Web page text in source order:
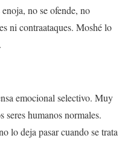
no se ofende, no
ni contraataques. Moshé lo
emocional selectivo. Muy
seres humanos normales.
lo deja pasar cuando se trata